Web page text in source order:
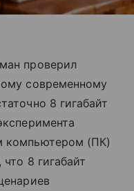
проверил
современному
8 гигабайт
компьютером (ПК)
8 гигабайт